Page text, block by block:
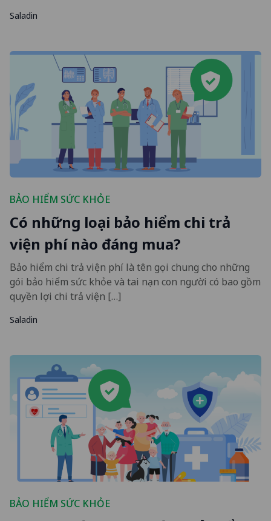
Saladin
BẢO HIỂM SỨC KHỎE
Có những loại bảo hiểm chi trả
viện phí nào đáng mua?
Bảo hiểm chi trả viện phí là tên gọi chung cho những
gói bảo hiểm sức khỏe và tai nạn con người có bao gồm
quyền lợi chi trả viện […]
Saladin
BẢO HIỂM SỨC KHỎE